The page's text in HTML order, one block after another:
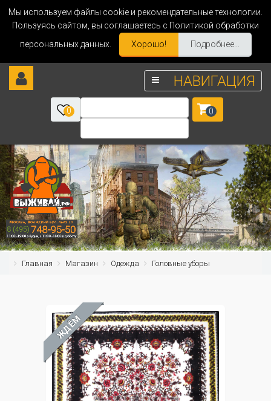
Мы используем файлы cookie и рекомендательные технологии.
Пользуясь сайтом, вы соглашаетесь с Политикой обработки
персональных данных.
Хорошо! Подробнее...
НАВИГАЦИЯ
0 0
Главная Магазин Одежда Головные уборы
ЖДЁМ